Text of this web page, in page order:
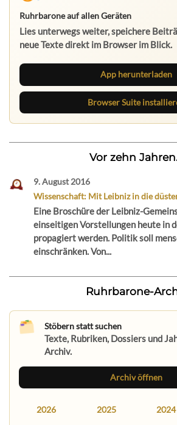
Ruhrbarone auf allen Geräten
Lies unterwegs weiter, speichere
neue Texte direkt im Browser im Blick.
App herunterladen
Browser Suite
Vor zehn
9. August 2016
Wissenschaft: Mit Leibniz in die
Eine Broschüre der Leibniz-
einseitigen Vorstellungen heute in
propagiert werden. Politik soll
einschränken. Von...
Ruhrbarone-
Stöbern statt suchen
Texte, Rubriken, Dossiers und
Archiv.
Archiv öffnen
2026 2025 2024